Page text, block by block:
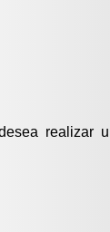
realizar